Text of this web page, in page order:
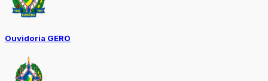
Ouvidoria GERO